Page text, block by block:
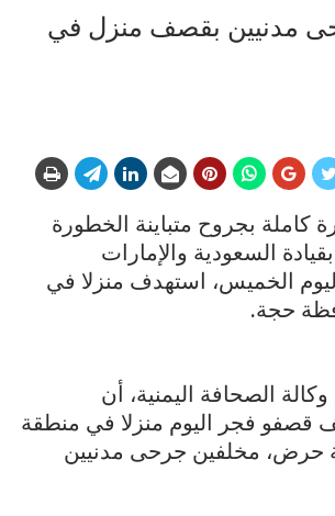
4 جرحى مدنيين بقصف منزل في
كاملة بجروح متباينة الخطورة
السعودية والإمارات
الخميس، استهدف منزلا في
حجة.
الصحافة اليمنية، أن
قصفو فجر اليوم منزلا في منطقة
حرض، مخلفين جرحى مدنيين